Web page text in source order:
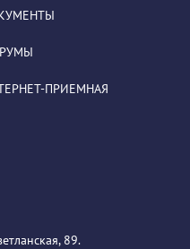
ПРИЕМНАЯ
89.